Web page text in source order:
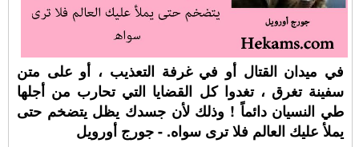
في ميدان القتال أو في غرفة التعذيب ، أو على متن
سفينة تغرق ، تغدوا كل القضايا التي تحارب من أجلها
طي النسيان دائماً ! وذلك لأن جسدك يظل يتضخم حتى
يملأ عليك العالم فلا ترى سواه. - جورج أورويل